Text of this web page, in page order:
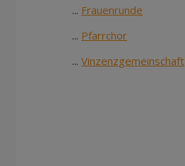
... Frauenrunde
... Pfarrchor
... Vinzenzgemeinschaft